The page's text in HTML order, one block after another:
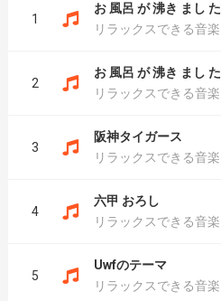
1
お 風呂 が 沸き まし た
リラックスできる音楽
2
お 風呂 が 沸き まし た
リラックスできる音楽
3
阪神タイガース
リラックスできる音楽
4
六甲 おろし
リラックスできる音楽
5
Uwfのテーマ
リラックスできる音楽